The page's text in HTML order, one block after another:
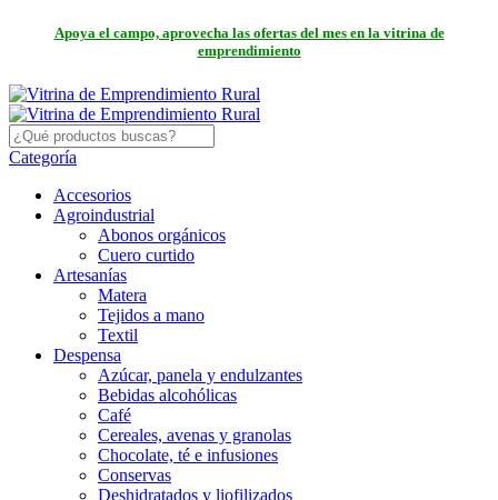
Apoya el campo, aprovecha las ofertas del mes en la vitrina de
emprendimiento
Categoría
Accesorios
Agroindustrial
Abonos orgánicos
Cuero curtido
Artesanías
Matera
Tejidos a mano
Textil
Despensa
Azúcar, panela y endulzantes
Bebidas alcohólicas
Café
Cereales, avenas y granolas
Chocolate, té e infusiones
Conservas
Deshidratados y liofilizados